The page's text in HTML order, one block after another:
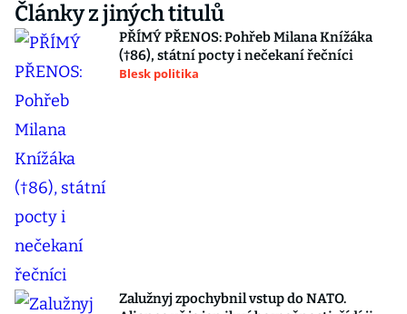
Články z jiných titulů
PŘÍMÝ PŘENOS: Pohřeb Milana Knížáka
(†86), státní pocty i nečekaní řečníci
Blesk politika
Zalužnyj zpochybnil vstup do NATO.